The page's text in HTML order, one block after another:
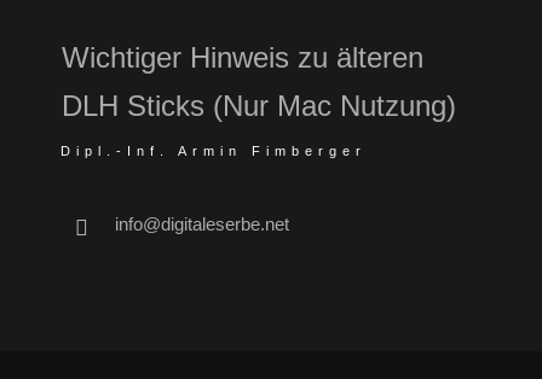
Wichtiger Hinweis zu älteren
DLH Sticks (Nur Mac Nutzung)
Dipl.-Inf. Armin Fimberger
info@digitaleserbe.net